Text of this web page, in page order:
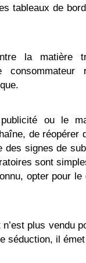
tableaux de
la matière
consommateur
ou le
de réopérer
des signes de
sont
opter pour
plus vendu
séduction, il